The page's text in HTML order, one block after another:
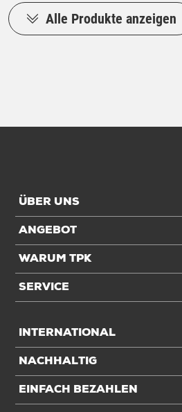
Alle Produkte anzeigen
ÜBER UNS
ANGEBOT
WARUM TPK
SERVICE
INTERNATIONAL
NACHHALTIG
EINFACH BEZAHLEN